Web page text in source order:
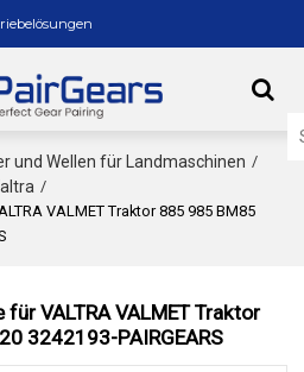
und Wellen für Landmaschinen /
/
VALMET Traktor 885 985 BM85
VALTRA VALMET Traktor
3242193-PAIRGEARS